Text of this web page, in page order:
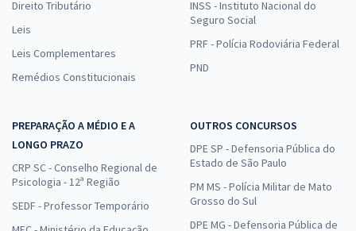
Direito Tributário
Leis
Leis Complementares
Remédios Constitucionais
INSS - Instituto Nacional do
Seguro Social
PRF - Polícia Rodoviária Federal
PND
PREPARAÇÃO A MÉDIO E A
LONGO PRAZO
CRP SC - Conselho Regional de
Psicologia - 12ª Região
SEDF - Professor Temporário
OUTROS CONCURSOS
DPE SP - Defensoria Pública do
Estado de São Paulo
PM MS - Polícia Militar de Mato
Grosso do Sul
DPE MG - Defensoria Pública de